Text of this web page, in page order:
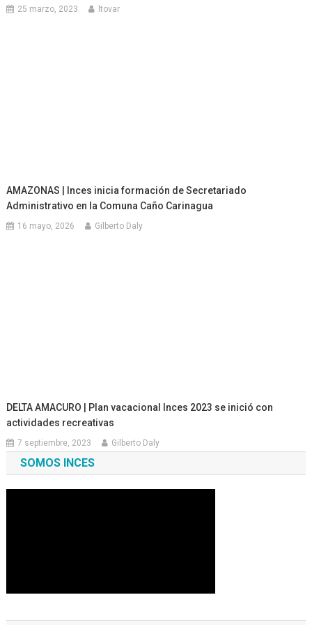
25 marzo, 2023 ltovar
AMAZONAS | Inces inicia formación de Secretariado
Administrativo en la Comuna Caño Carinagua
16 mayo, 2026 Gilberto Daly
DELTA AMACURO | Plan vacacional Inces 2023 se inició con
actividades recreativas
7 septiembre, 2023 Gilberto Daly
SOMOS INCES